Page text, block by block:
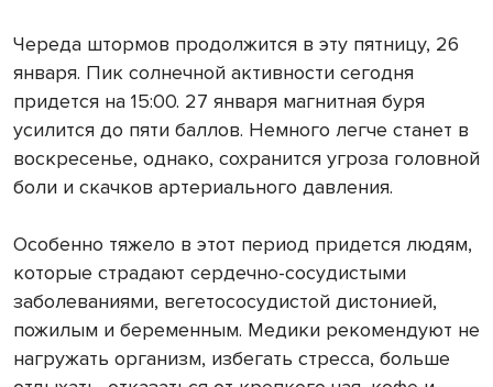
Череда штормов продолжится в эту пятницу, 26
января. Пик солнечной активности сегодня
придется на 15:00. 27 января магнитная буря
усилится до пяти баллов. Немного легче станет в
воскресенье, однако, сохранится угроза головной
боли и скачков артериального давления.
Особенно тяжело в этот период придется людям,
которые страдают сердечно-сосудистыми
заболеваниями, вегетососудистой дистонией,
пожилым и беременным. Медики рекомендуют не
нагружать организм, избегать стресса, больше